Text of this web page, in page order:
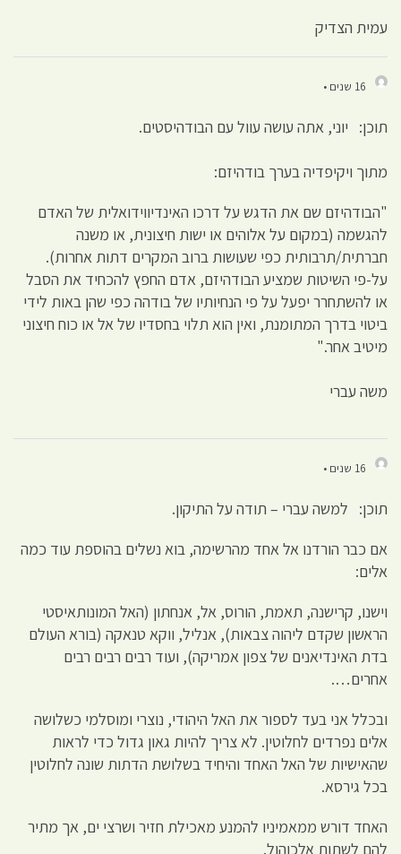
עמית הצדיק
16 שנים •
תוכן: יוני, אתה עושה עוול עם הבודהיסטים.
מתוך ויקיפדיה בערך בודהיזם:
"הבודהיזם שם את הדגש על דרכו האינדיווידואלית של האדם
להגשמה (במקום על אלוהים או ישות חיצונית, או משנה
חברתית/תרבותית כפי שעושות ברוב המקרים דתות אחרות).
על-פי השיטות שמציע הבודהיזם, אדם החפץ להכחיד את הסבל
או להשתחרר יפעל על פי הנחיותיו של בודהה כפי שהן באות לידי
ביטוי בדרך המתומנת, ואין הוא תלוי בחסדיו של אל או כוח חיצוני
מיטיב אחר."
משה עברי
16 שנים •
תוכן: למשה עברי – תודה על התיקון.
אם כבר הורדנו אל אחד מהרשימה, בוא נשלים בהוספת עוד כמה
אלים:
וישנו, קרישנה, תאמת, הורוס, אל, אנחתון (האל המונותאיסטי
הראשון שקדם ליהוה צבאות), אנליל, ווקא טנאקה (בורא העולם
בדת האינדיאנים של צפון אמריקה), ועוד רבים רבים רבים
אחרים….
ובכלל אני בעד לספור את האל היהודי, נוצרי ומוסלמי כשלושה
אלים נפרדים לחלוטין. לא צריך להיות גאון גדול כדי לראות
שהאישיות של האל האחד והיחיד בשלושת הדתות שונה לחלוטין
בכל גירסא.
האחד דורש ממאמיניו להמנע מאכילת חזיר ושרצי ים, אך מתיר
להם לשתות אלכוהול.